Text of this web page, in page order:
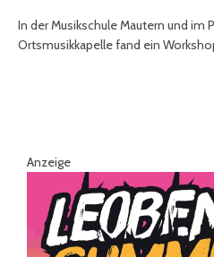
In der Musikschule Mautern und im
Ortsmusikkapelle fand ein
Anzeige